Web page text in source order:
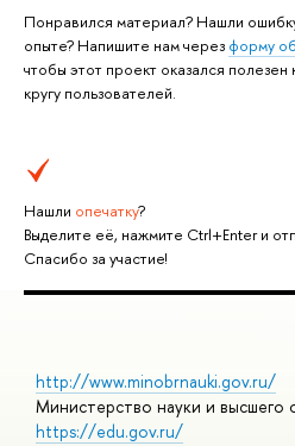
Понравился материал? Нашли
опыте? Напишите нам через форму
чтобы этот проект оказался
кругу пользователей.
Нашли опечатку?
Выделите её, нажмите Ctrl+Enter и
Спасибо за участие!
http://www.minobrnauki.gov.ru/
Министерство науки и высшего
https://edu.gov.ru/